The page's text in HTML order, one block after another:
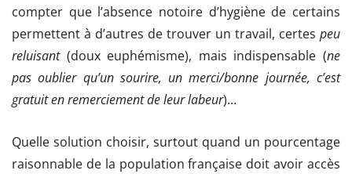
compter que l’absence notoire d’hygiène de certains
permettent à d’autres de trouver un travail, certes peu
reluisant(doux euphémisme), mais indispensable (ne
pas oublier qu’un sourire, un merci/bonne journée, c’est
gratuit en remerciement de leur labeur)…
Quelle solution choisir, surtout quand un pourcentage
raisonnable de la population française doit avoir accès